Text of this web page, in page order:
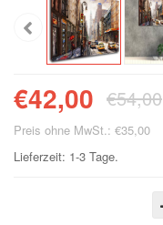
€42,00 €54,00
Preis ohne MwSt.: €35,00
Lieferzeit: 1-3 Tage.